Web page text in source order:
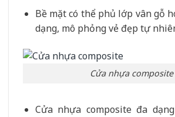
Bề mặt có thể phủ lớp vân gỗ
dạng, mô phỏng vẻ đẹp tự
Cửa nhựa composite
Cửa nhựa composite đa